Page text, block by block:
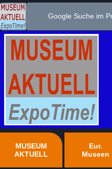
Google Suche im
MUSEUM
AKTUELL
Eur.
Museen